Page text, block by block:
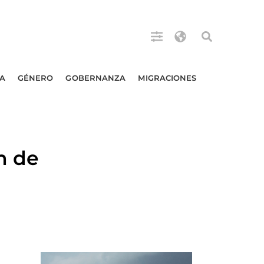
GÉNERO GOBERNANZA MIGRACIONES
de